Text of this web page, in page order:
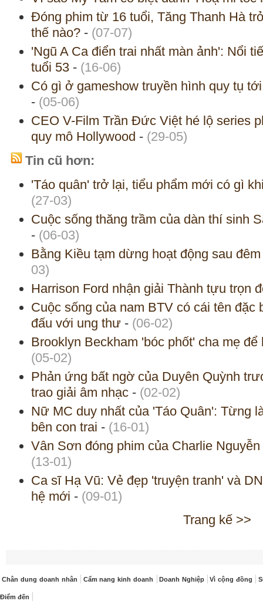
Đóng phim từ 16 tuổi, Tăng Thanh Hà
thế nào? - (07-07)
'Ngũ A Ca điển trai nhất màn ảnh': Nổi
tuổi 53 - (16-06)
Có gì ở gameshow truyền hình quy tụ
- (05-06)
CEO V-Film Trần Đức Việt hé lộ series
quy mô Hollywood - (29-05)
Tin cũ hơn:
'Táo quân' trở lại, tiểu phẩm mới có gì
(27-03)
Cuộc sống thăng trầm của dàn thí sinh
- (06-03)
Bằng Kiều tạm dừng hoạt động sau
03)
Harrison Ford nhận giải Thành tựu trọn
Cuộc sống của nam BTV có cái tên đặc
đấu với ung thư - (06-02)
Brooklyn Beckham 'bóc phốt' cha mẹ
(05-02)
Phản ứng bất ngờ của Duyên Quỳnh
trao giải âm nhạc - (02-02)
Nữ MC duy nhất của 'Táo Quân': Từng
bên con trai - (16-01)
Vân Sơn đóng phim của Charlie
(13-01)
Ca sĩ Hạ Vũ: Vẻ đẹp 'truyện tranh' và
hệ mới - (09-01)
Trang kế >>
Chân dung doanh nhân Cẩm nang kinh doanh Doanh Nghiệp Vì cộng đồng
Điểm đến